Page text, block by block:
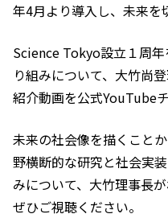
年4月より導入し、未来を
Science Tokyo設立１周
り組みについて、大竹尚
紹介動画を公式YouTube
未来の社会像を描くこと
野横断的な研究と社会実
みについて、大竹理事長
ぜひご視聴ください。